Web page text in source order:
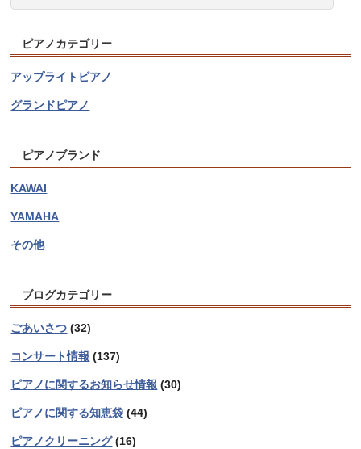
ピアノカテゴリー
アップライトピアノ
グランドピアノ
ピアノブランド
KAWAI
YAMAHA
その他
ブログカテゴリー
ごあいさつ (32)
コンサート情報 (137)
ピアノに関するお知らせ情報 (30)
ピアノに関する知恵袋 (44)
ピアノクリーニング(16)